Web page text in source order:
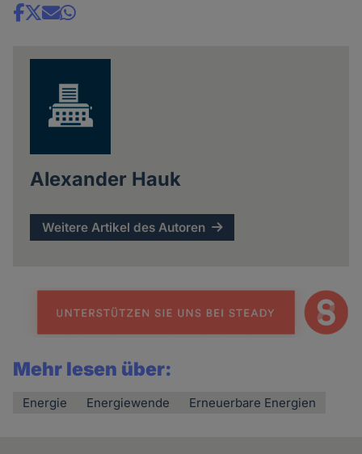
Share
Alexander Hauk
Weitere Artikel des Autoren
Mehr lesen über:
Energie Energiewende Erneuerbare Energien